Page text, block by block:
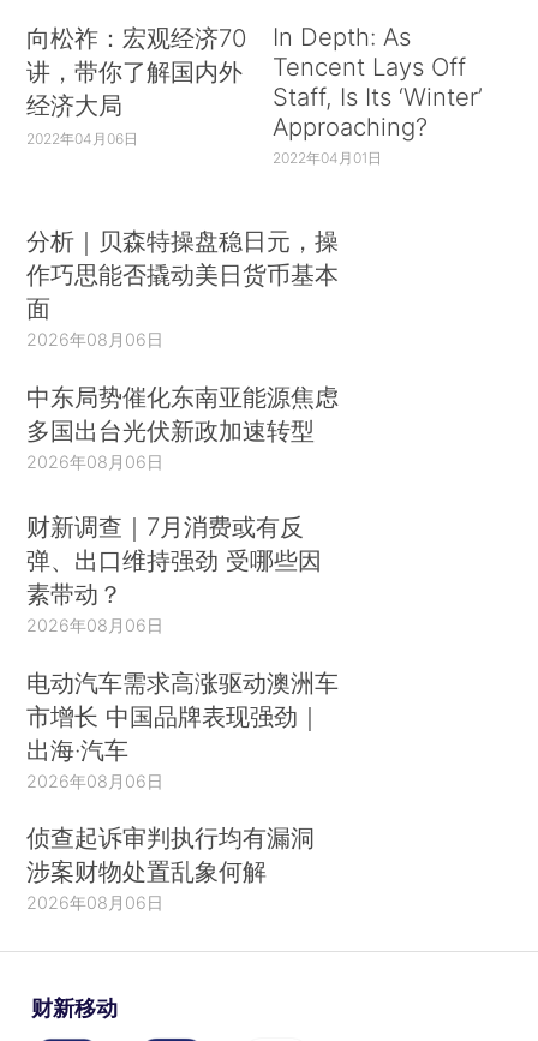
向松祚：宏观经济70
讲，带你了解国内外
经济大局
2022年04月06日
In Depth: As
Tencent Lays Off
Staff, Is Its ‘Winter’
Approaching?
2022年04月01日
分析｜贝森特操盘稳日元，操
作巧思能否撬动美日货币基本
面
2026年08月06日
中东局势催化东南亚能源焦虑
多国出台光伏新政加速转型
2026年08月06日
财新调查｜7月消费或有反
弹、出口维持强劲 受哪些因
素带动？
2026年08月06日
电动汽车需求高涨驱动澳洲车
市增长 中国品牌表现强劲｜
出海·汽车
2026年08月06日
侦查起诉审判执行均有漏洞
涉案财物处置乱象何解
2026年08月06日
财新移动